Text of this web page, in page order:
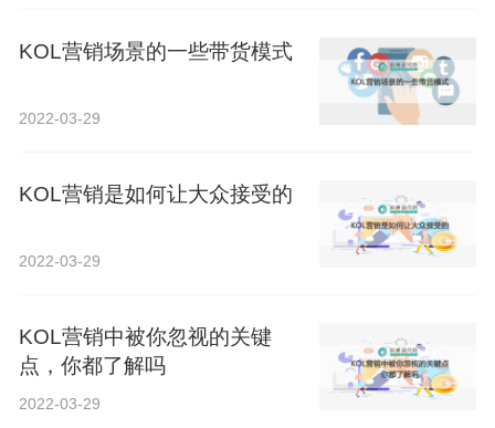
KOL营销场景的一些带货模式
2022-03-29
KOL营销是如何让大众接受的
2022-03-29
KOL营销中被你忽视的关键
点，你都了解吗
2022-03-29